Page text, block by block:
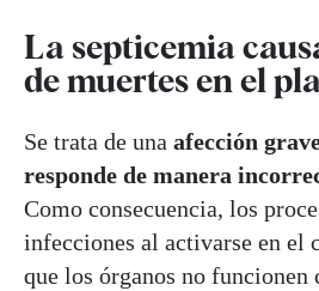
La septicemia
de muertes en el
Se trata de una afección
responde de manera
Como consecuencia, los
infecciones al activarse en el
que los órganos no funcionen